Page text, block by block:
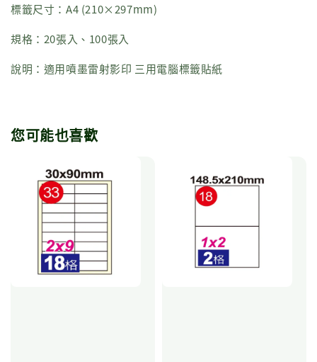
標籤尺寸：A4 (210×297mm)
規格：20張入、100張入
說明：適用噴墨雷射影印 三用電腦標籤貼紙
您可能也喜歡